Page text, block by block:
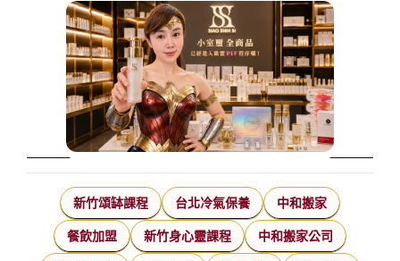
新竹頌缽課程 台北冷氣保養 中和搬家
餐飲加盟 新竹身心靈課程 中和搬家公司